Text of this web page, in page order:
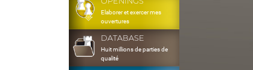
Elaborer et exercer mes
ouvertures
DATABASE
Huit millions de parties de
qualité